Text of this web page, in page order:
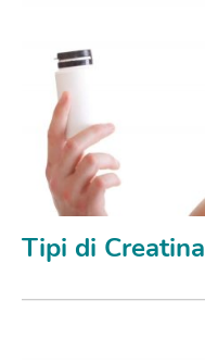
Tipi di Creatina